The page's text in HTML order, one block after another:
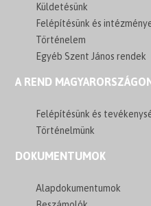
Küldetésünk
Felépítésünk és
Történelem
Egyéb Szent János rendek
A REND
Felépítésünk és
Történelmünk
DOKUMENTUMOK
Alapdokumentumok